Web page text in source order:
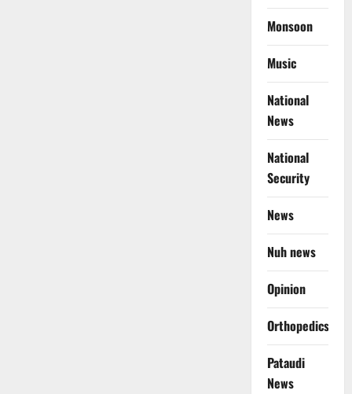
Monsoon
Music
National
News
National
Security
News
Nuh news
Opinion
Orthopedics
Pataudi
News